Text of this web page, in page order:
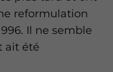
reformulation
Il ne semble
ait été